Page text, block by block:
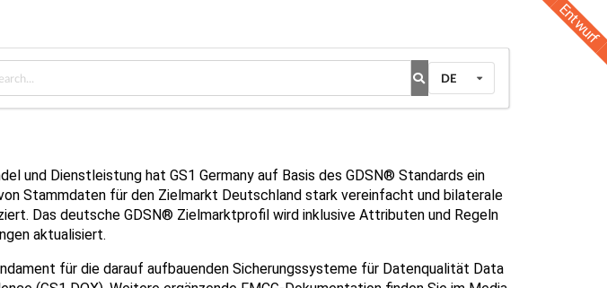
Entwurf
DE
und Dienstleistung hat GS1 Germany auf Basis des GDSN® Standards ein
Stammdaten für den Zielmarkt Deutschland stark vereinfacht und bilaterale
Das deutsche GDSN® Zielmarktprofil wird inklusive Attributen und Regeln
aktualisiert.
für die darauf aufbauenden Sicherungssysteme für Datenqualität Data